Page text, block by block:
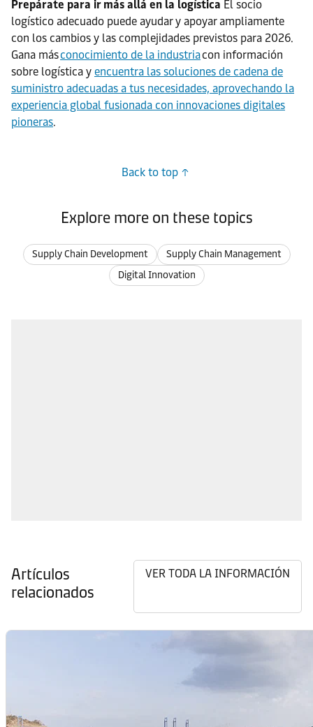
Prepárate para ir más allá en la logística El socio
logístico adecuado puede ayudar y apoyar ampliamente
con los cambios y las complejidades previstos para 2026.
Gana másconocimiento de la industriacon información
sobre logística y encuentra las soluciones de cadena de
suministro adecuadas a tus necesidades, aprovechando la
experiencia global fusionada con innovaciones digitales
pioneras.
Back to top
Explore more on these topics
Supply Chain Development
Supply Chain Management
Digital Innovation
Artículos
relacionados
VER TODA LA INFORMACIÓN